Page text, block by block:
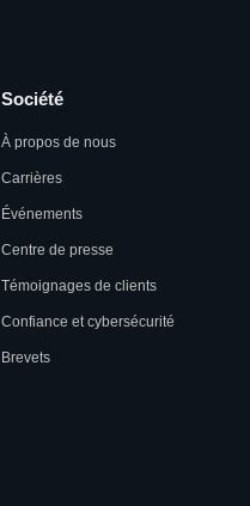
Société
À propos de nous
Carrières
Événements
Centre de presse
Témoignages de clients
Confiance et cybersécurité
Brevets